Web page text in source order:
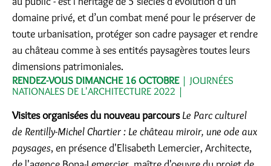
domaine privé, et d’un combat mené pour le préserver de
toute urbanisation, protéger son cadre paysager et rendre
au château comme à ses entités paysagères toutes leurs
dimensions patrimoniales.
RENDEZ-VOUS DIMANCHE 16 OCTOBRE| JOURNÉES
NATIONALES DE L'ARCHITECTURE 2022 |
Visites organisées du nouveau parcours Le Parc culturel
de Rentilly-Michel Chartier : Le château miroir, une ode aux
paysages, en présence d'Elisabeth Lemercier, Architecte,